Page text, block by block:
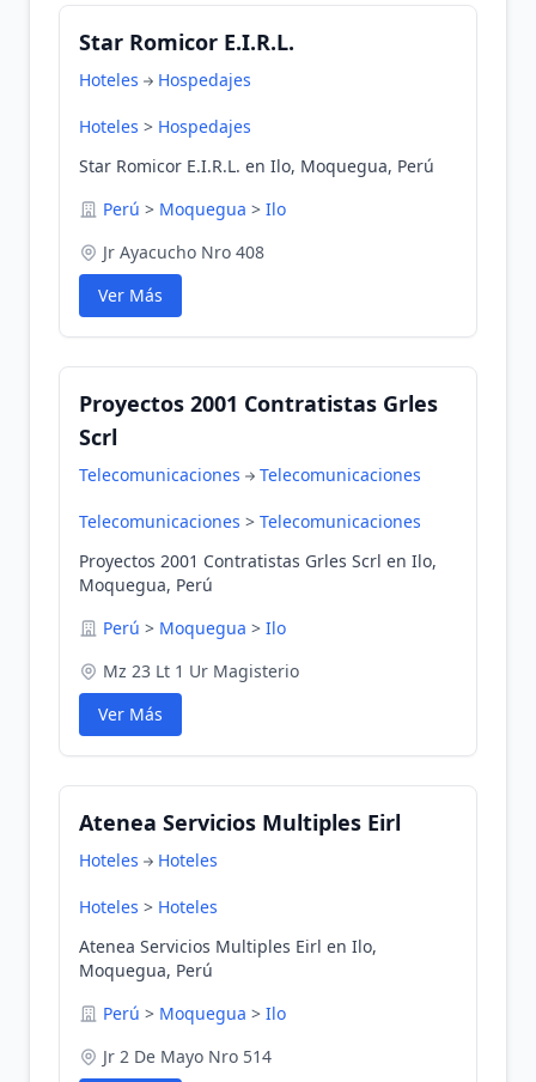
Star Romicor E.I.R.L.
Hoteles Hospedajes
Hoteles > Hospedajes
Star Romicor E.I.R.L. en Ilo, Moquegua, Perú
Perú > Moquegua > Ilo
Jr Ayacucho Nro 408
Ver Más
Proyectos 2001 Contratistas Grles
Scrl
Telecomunicaciones Telecomunicaciones
Telecomunicaciones > Telecomunicaciones
Proyectos 2001 Contratistas Grles Scrl en Ilo,
Moquegua, Perú
Perú > Moquegua > Ilo
Mz 23 Lt 1 Ur Magisterio
Ver Más
Atenea Servicios Multiples Eirl
Hoteles Hoteles
Hoteles > Hoteles
Atenea Servicios Multiples Eirl en Ilo,
Moquegua, Perú
Perú > Moquegua > Ilo
Jr 2 De Mayo Nro 514